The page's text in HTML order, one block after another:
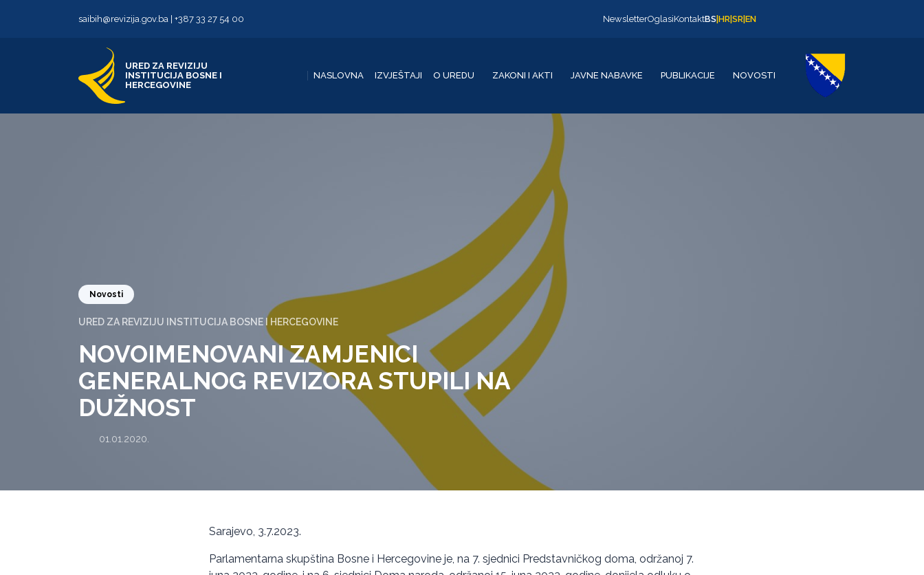
saibih@revizija.gov.ba +387 33 27 54 00 NewsletterOglasiKontaktBS HR SR EN
URED ZA REVIZIJU
INSTITUCIJA BOSNE I
HERCEGOVINE
NASLOVNA IZVJEŠTAJI O UREDU ZAKONI I AKTI JAVNE NABAVKE PUBLIKACIJE NOVOSTI
Novosti
URED ZA REVIZIJU INSTITUCIJA BOSNE I HERCEGOVINE
NOVOIMENOVANI ZAMJENICI
GENERALNOG REVIZORA STUPILI NA
DUŽNOST
01.01.2020.
Sarajevo, 3.7.2023.
Parlamentarna skupština Bosne i Hercegovine je, na 7. sjednici Predstavničkog doma, održanoj 7.